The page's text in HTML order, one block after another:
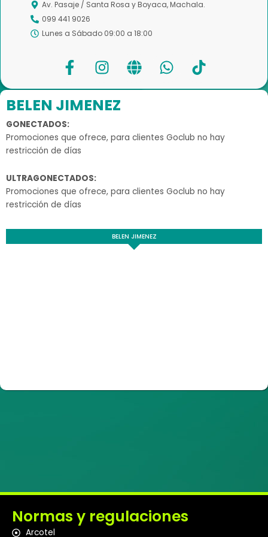
Av. Pasaje / Santa Rosa y Boyaca, Machala.
099 441 9026
Lunes a Sábado 09:00 a 18:00
F
a
c
e
b
o
o
-
f
I
n
s
t
g
G
l
o
W
h
a
a
T
i
k
k
BELEN JIMENEZ
GONECTADOS:
Promociones que ofrece, para clientes Goclub no hay
restricción de días
ULTRAGONECTADOS:
Promociones que ofrece, para clientes Goclub no hay
restricción de días
BELEN JIMENEZ
Normas y regulaciones
Arcotel